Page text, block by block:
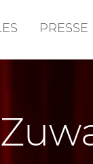
PRESSE